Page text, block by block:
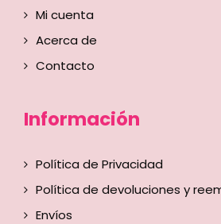
Mi cuenta
Acerca de
Contacto
Información
Política de Privacidad
Política de devoluciones y
Envíos